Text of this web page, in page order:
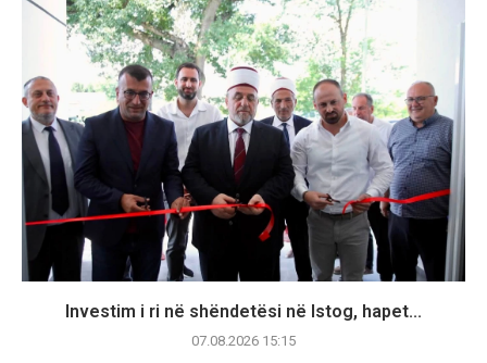
Investim i ri në shëndetësi në Istog, hapet...
07.08.2026 15:15